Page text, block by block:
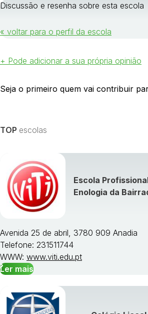
Discussão e resenha sobre esta escola
« voltar para o perfil da escola
+ Pode adicionar a sua própria opinião
Seja o primeiro quem vai contribuir
TOP escolas
Escola
Enologia da
Avenida 25 de abril, 3780 909 Anadia
Telefone: 231511744
WWW: www.viti.edu.pt
Ler mais